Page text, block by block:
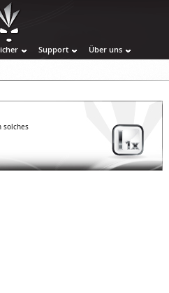
Support Über uns
solches